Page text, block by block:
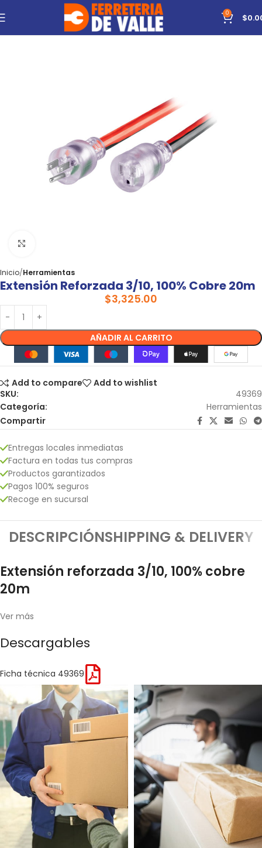
0 $
Inicio Herramientas
Extensión Reforzada 3/10, 100% Cobre 20m
$3,325.00
AÑADIR AL CARRITO
Add to compare
Add to wishlist
SKU:
49369
Categoría:
Herramientas
Compartir
Entregas locales inmediatas
Factura en todas tus compras
Productos garantizados
Pagos 100% seguros
Recoge en sucursal
DESCRIPCIÓNSHIPPING & DELIVERY
Extensión reforzada 3/10, 100% cobre
20m
Ver más
Descargables
Ficha técnica 49369